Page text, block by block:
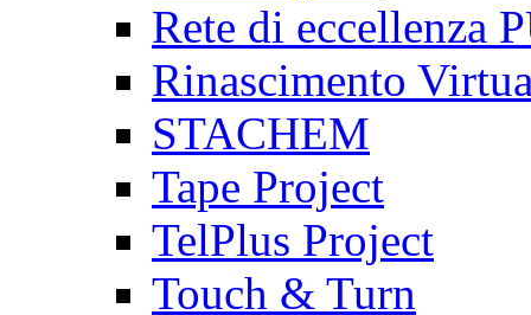
Rete di eccellenza
Rinascimento
STACHEM
Tape Project
TelPlus Project
Touch & Turn